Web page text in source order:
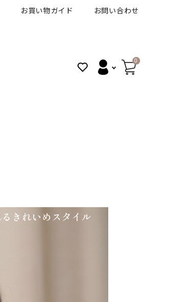
お買い物ガイド お問い合わせ
0
その他ブランドはこちら
ハロウィンカラコン特集